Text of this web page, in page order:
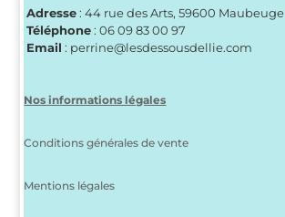
Adresse: 44 rue des Arts, 59600 Maubeuge
Téléphone: 06 09 83 00 97
Email : perrine@lesdessousdellie.com
Nos informations légales
Conditions générales de vente
Mentions légales